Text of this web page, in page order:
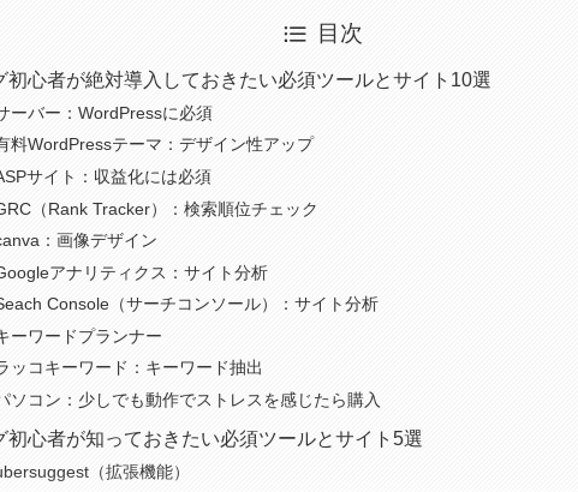
目次
初心者が絶対導入しておきたい必須ツールとサイト10選
ーバー：WordPressに必須
料WordPressテーマ：デザイン性アップ
サイト：収益化には必須
（Rank Tracker）：検索順位チェック
：画像デザイン
アナリティクス：サイト分析
Console（サーチコンソール）：サイト分析
ーワードプランナー
ッコキーワード：キーワード抽出
ソコン：少しでも動作でストレスを感じたら購入
初心者が知っておきたい必須ツールとサイト5選
（拡張機能）